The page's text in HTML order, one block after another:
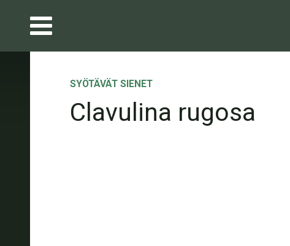
SYÖTÄVÄT SIENET
Clavulina rugosa